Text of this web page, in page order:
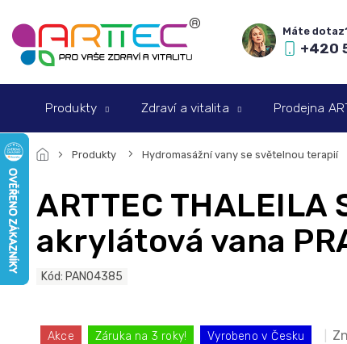
na
obsah
+420
Produkty Zdraví a vitalita Prodejna
Produkty Hydromasážní vany se světelnou terapií
ARTTEC THALEILA
akrylátová vana
Kód: PAN04385
Akce Záruka na 3 roky! Vyrobeno v Česku